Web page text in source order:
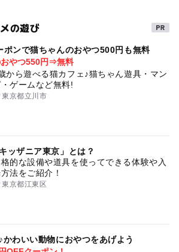
の遊び
ポンで猫ちゃんのおやつ500円も無料
やつ550円⇒無料
から遊べる猫カフェ♪猫ちゃん遊具・マン
ゲームなど無料!
東京都立川市
ッザニア東京」とは？
的な設備や道具を使ってできる体験や入
法をご紹介！
東京都江東区
わいい動物におやつをあげよう